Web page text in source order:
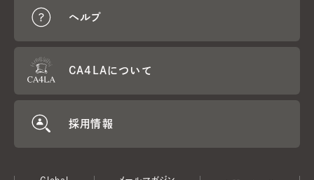
ヘルプ
CA4LAについて
採用情報